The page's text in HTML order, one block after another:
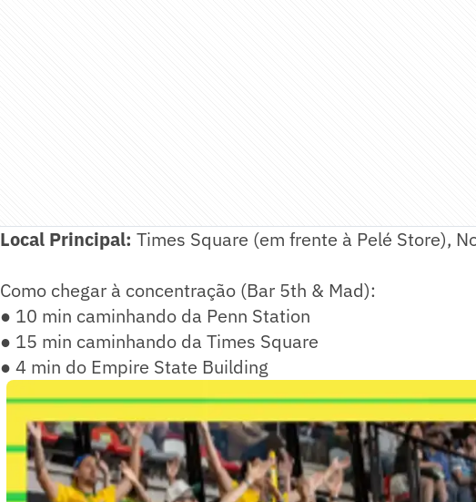
Local Principal: Times Square (em frente à Pelé Store),
Como chegar à concentração (Bar 5th & Mad):
● 10 min caminhando da Penn Station
● 15 min caminhando da Times Square
● 4 min do Empire State Building